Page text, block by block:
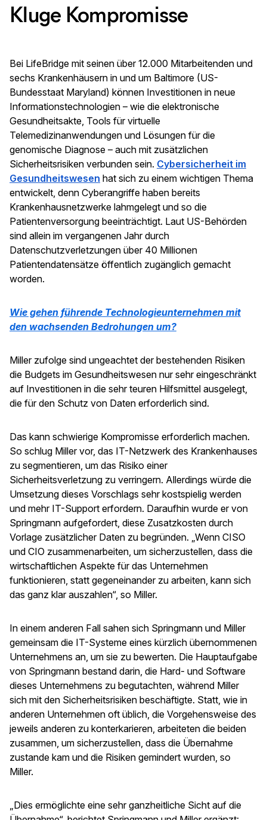
Kluge Kompromisse
Bei LifeBridge mit seinen über 12.000 Mitarbeitenden und
sechs Krankenhäusern in und um Baltimore (US-
Bundesstaat Maryland) können Investitionen in neue
Informationstechnologien – wie die elektronische
Gesundheitsakte, Tools für virtuelle
Telemedizinanwendungen und Lösungen für die
genomische Diagnose – auch mit zusätzlichen
Sicherheitsrisiken verbunden sein. Cybersicherheit im
Gesundheitswesen hat sich zu einem wichtigen Thema
entwickelt, denn Cyberangriffe haben bereits
Krankenhausnetzwerke lahmgelegt und so die
Patientenversorgung beeinträchtigt. Laut US-Behörden
sind allein im vergangenen Jahr durch
Datenschutzverletzungen über 40 Millionen
Patientendatensätze öffentlich zugänglich gemacht
worden.
Wie gehen führende Technologieunternehmen mit
den wachsenden Bedrohungen um?
Miller zufolge sind ungeachtet der bestehenden Risiken
die Budgets im Gesundheitswesen nur sehr eingeschränkt
auf Investitionen in die sehr teuren Hilfsmittel ausgelegt,
die für den Schutz von Daten erforderlich sind.
Das kann schwierige Kompromisse erforderlich machen.
So schlug Miller vor, das IT-Netzwerk des Krankenhauses
zu segmentieren, um das Risiko einer
Sicherheitsverletzung zu verringern. Allerdings würde die
Umsetzung dieses Vorschlags sehr kostspielig werden
und mehr IT-Support erfordern. Daraufhin wurde er von
Springmann aufgefordert, diese Zusatzkosten durch
Vorlage zusätzlicher Daten zu begründen. „Wenn CISO
und CIO zusammenarbeiten, um sicherzustellen, dass die
wirtschaftlichen Aspekte für das Unternehmen
funktionieren, statt gegeneinander zu arbeiten, kann sich
das ganz klar auszahlen“, so Miller.
In einem anderen Fall sahen sich Springmann und Miller
gemeinsam die IT-Systeme eines kürzlich übernommenen
Unternehmens an, um sie zu bewerten. Die Hauptaufgabe
von Springmann bestand darin, die Hard- und Software
dieses Unternehmens zu begutachten, während Miller
sich mit den Sicherheitsrisiken beschäftigte. Statt, wie in
anderen Unternehmen oft üblich, die Vorgehensweise des
jeweils anderen zu konterkarieren, arbeiteten die beiden
zusammen, um sicherzustellen, dass die Übernahme
zustande kam und die Risiken gemindert wurden, so
Miller.
„Dies ermöglichte eine sehr ganzheitliche Sicht auf die